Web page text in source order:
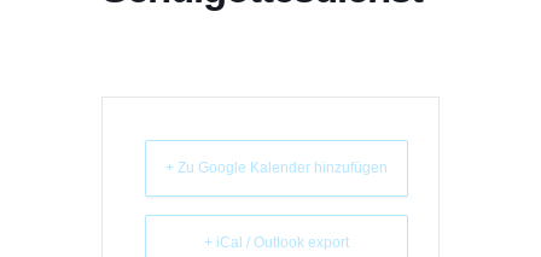
+ Zu Google Kalender hinzufügen
+ iCal / Outlook export